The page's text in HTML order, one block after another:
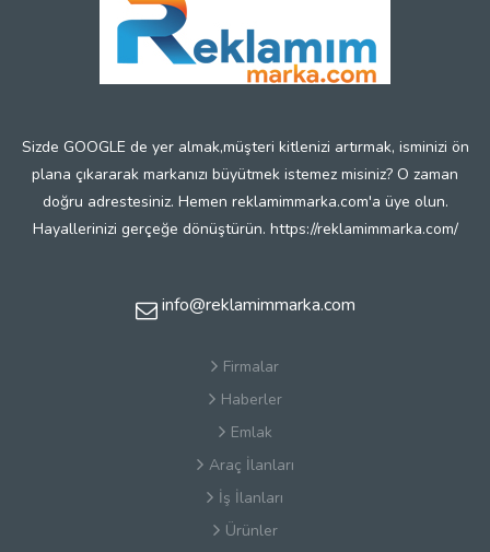
Sizde GOOGLE de yer almak,müşteri kitlenizi artırmak, isminizi ön
plana çıkararak markanızı büyütmek istemez misiniz? O zaman
doğru adrestesiniz. Hemen reklamimmarka.com'a üye olun.
Hayallerinizi gerçeğe dönüştürün. https://reklamimmarka.com/
info@reklamimmarka.com
Firmalar
Haberler
Emlak
Araç İlanları
İş İlanları
Ürünler